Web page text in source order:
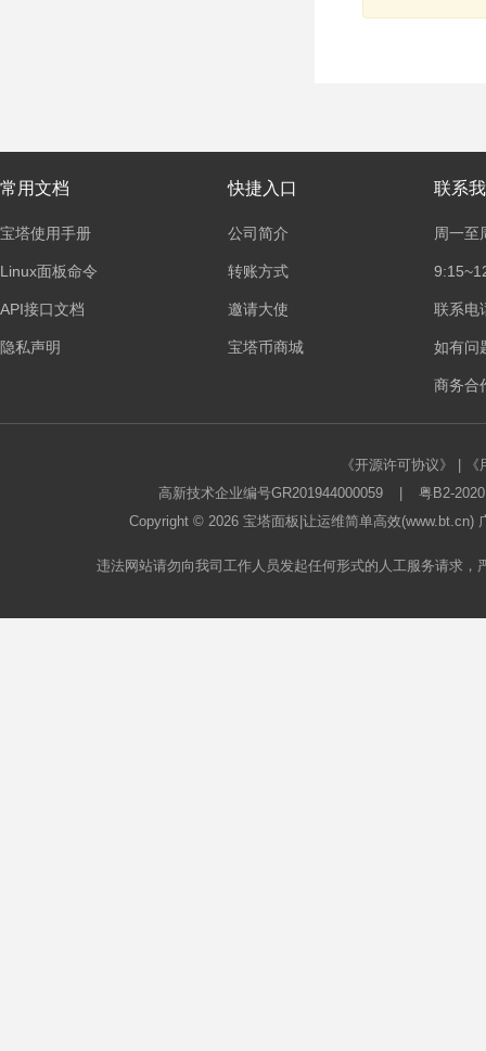
常用文档
宝塔使用手册
Linux面板命令
API接口文档
隐私声明
快捷入口
公司简介
转账方式
邀请大使
宝塔币商城
联系
周一至
联系电
如有问
商务合
《开源许可协议》
高新技术企业编号GR201944000059
粤B2-
Copyright © 2026 宝塔面板 |让运维简单高效
违法网站请勿向我司工作人员发起任何形式的人工服务请求，